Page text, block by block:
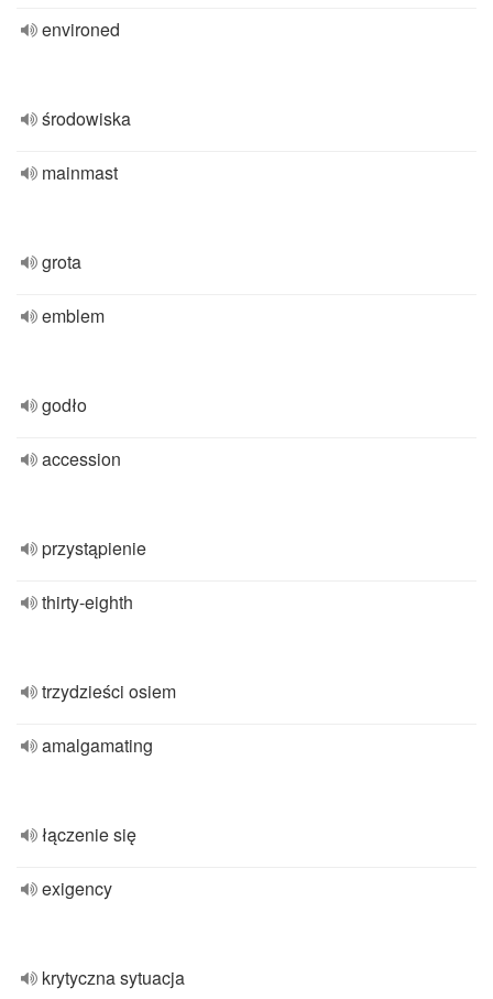
environed
środowiska
mainmast
grota
emblem
godło
accession
przystąpienie
thirty-eighth
trzydzieści osiem
amalgamating
łączenie się
exigency
krytyczna sytuacja